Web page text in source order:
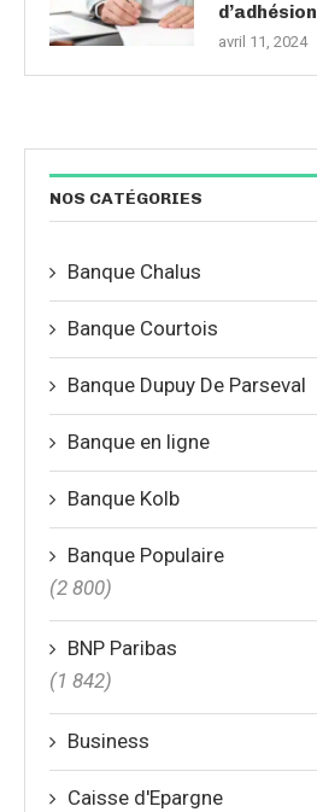
d’adhésion
avril 11, 2024
NOS CATÉGORIES
Banque Chalus
Banque Courtois
Banque Dupuy De Parseval
Banque en ligne
Banque Kolb
Banque Populaire
(2 800)
BNP Paribas
(1 842)
Business
Caisse d'Epargne